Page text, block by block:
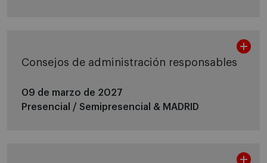
Consejos de administración responsables
09 de marzo de 2027
Presencial / Semipresencial & MADRID